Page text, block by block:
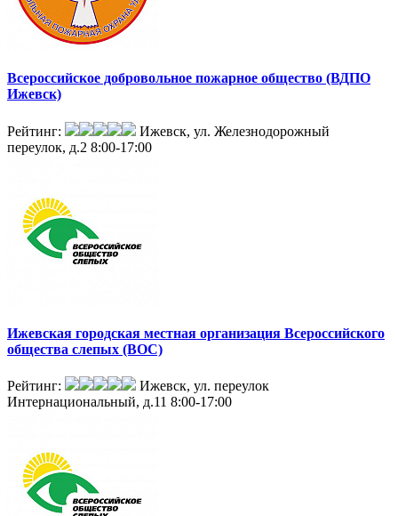
Всероссийское добровольное пожарное общество (ВДПО
Ижевск)
Рейтинг:
Ижевск, ул. Железнодорожный
переулок, д.2 8:00-17:00
Ижевская городская местная организация Всероссийского
общества слепых (ВОС)
Рейтинг:
Ижевск, ул. переулок
Интернациональный, д.11 8:00-17:00